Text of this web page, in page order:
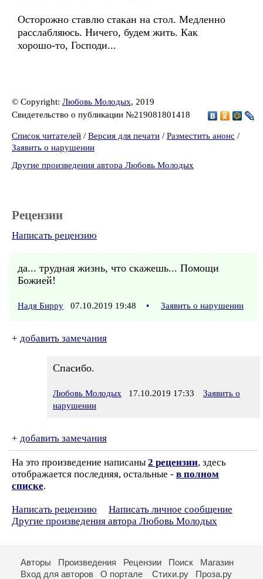
Осторожно ставлю стакан на стол. Медленно
расслабляюсь. Ничего, будем жить. Как
хорошо-то, Господи...
© Copyright: Любовь Молодых, 2019
Свидетельство о публикации №219081801418
Список читателей / Версия для печати / Разместить анонс /
Заявить о нарушении
Другие произведения автора Любовь Молодых
Рецензии
Написать рецензию
да... трудная жизнь, что скажешь... Помощи
Божией!
Надя Бирру 07.10.2019 19:48 • Заявить о нарушении
+ добавить замечания
Спасибо.
Любовь Молодых 17.10.2019 17:33
Заявить о
нарушении
+ добавить замечания
На это произведение написаны 2 рецензии, здесь
отображается последняя, остальные - в полном
списке.
Написать рецензию
Написать личное сообщение
Другие произведения автора Любовь Молодых
Авторы Произведения Рецензии Поиск
Магазин
Вход для авторов
О портале Стихи.ру Проза.ру